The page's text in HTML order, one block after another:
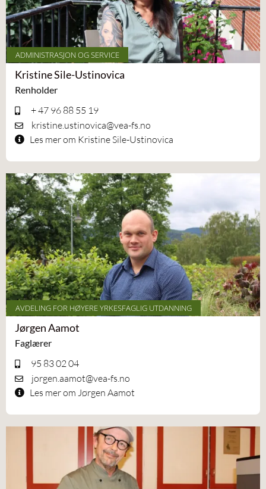
ADMINISTRASJON OG SERVICE
Kristine Sile-Ustinovica
Renholder
+ 47 96 88 55 19
kristine.ustinovica@vea-fs.no
Les mer om Kristine Sile-Ustinovica
AVDELING FOR HØYERE YRKESFAGLIG UTDANNING
Jørgen Aamot
Faglærer
95 83 02 04
jorgen.aamot@vea-fs.no
Les mer om Jørgen Aamot